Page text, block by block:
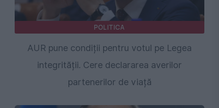
POLITICA
AUR pune condiții pentru votul pe Legea
integrității. Cere declararea averilor
partenerilor de viață